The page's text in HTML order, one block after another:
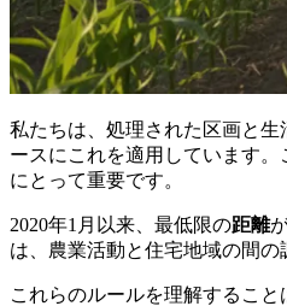
私たちは、処理された区画と生
ースにこれを適用しています。
にとって重要です。
2020年1月以来、最低限の距離
は、農業活動と住宅地域の間の
これらのルールを理解するこ